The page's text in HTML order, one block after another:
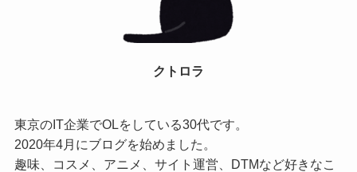
クトロラ
東京のIT企業でOLをしている30代です。
2020年4月にブログを始めました。
趣味、コスメ、アニメ、サイト運営、DTMなど好きなこ